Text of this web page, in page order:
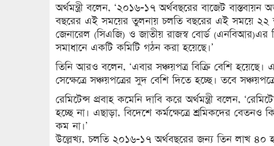
অর্থমন্ত্রী বলেন, ‘২০১৬-১৭ অর্থবছরের বাজেট
বছরের এই সময়ের তুলনায় চলতি বছরের এই সময়ে ২২
জেনারেল (সিএজি) ও জাতীয় রাজস্ব বোর্ড (এনবিআর)এর
সমাধানে একটি কমিটি গঠন করা হয়েছে।’
তিনি আরও বলেন, ‘এবার সঞ্চয়পত্র বিক্রি বেশি
সেক্ষেত্রে সঞ্চয়পত্রের সুদ বেশি দিতে হচ্ছে। তবে
রেমিটেন্স প্রবাহ কমেনি দাবি করে অর্থমন্ত্রী বলেন,
হচ্ছে না। এছাড়া, বিদেশে কর্মক্ষেত্রে শ্রমিকদের
কম না।’
উল্লেখ্য, চলতি ২০১৬-১৭ অর্থবছরের জন্য তিন লাখ ৪০